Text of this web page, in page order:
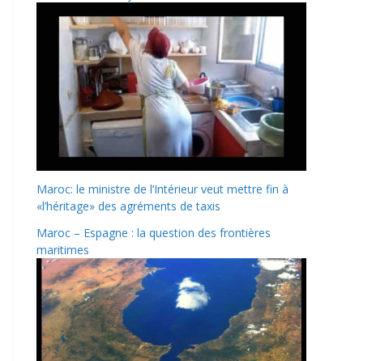
Maroc: le ministre de l’Intérieur veut mettre fin à
«l’héritage» des agréments de taxis
Maroc – Espagne : la question des frontières
maritimes